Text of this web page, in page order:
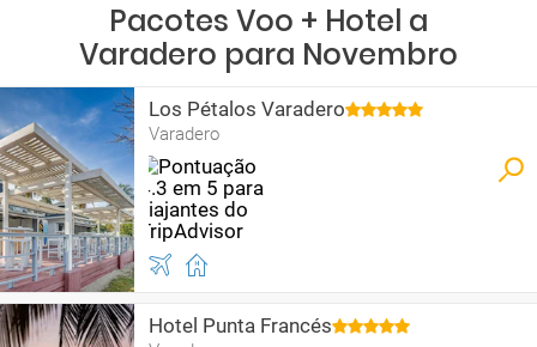
Pacotes Voo + Hotel a
Varadero para Novembro
Los Pétalos Varadero
Varadero
Hotel Punta Francés